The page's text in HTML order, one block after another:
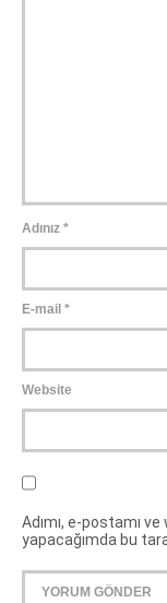
Adınız *
E-mail *
Website
Adımı, e-postamı
yapacağımda bu